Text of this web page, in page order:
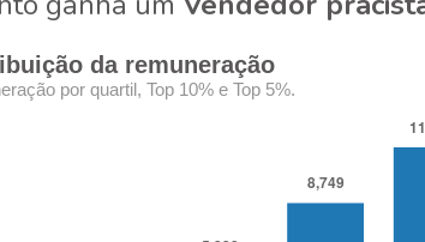
da remuneração
por quartil, Top 10% e Top 5%.